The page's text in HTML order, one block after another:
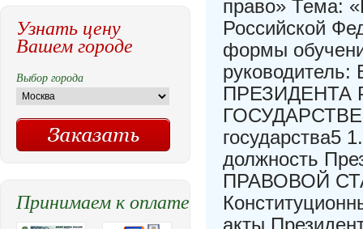
право» Тема:
Российской
формы
ПРЕЗИДЕНТА
государства5
должность
ПРАВОВОЙ
акты
Узнать цену
Вашем городе
Выбор города
Принимаем к оплате